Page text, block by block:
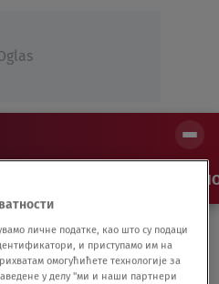
личне податке, као што су подаци
и приступамо им на
омогућићете технологије за
у делу "ми и наши партнери